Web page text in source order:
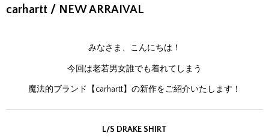
carhartt / NEW ARRAIVAL
みなさま、こんにちは！
今回は老若男女誰でも着れてしまう
魔法的ブランド【carhartt】の新作をご紹介いたします！
L/S DRAKE SHIRT